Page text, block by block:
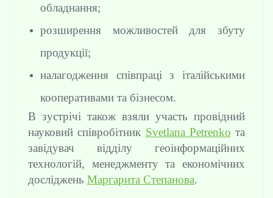
обладнання;
розширення можливостей для збуту
продукції;
налагодження співпраці з італійськими
кооперативами та бізнесом.
В зустрічі також взяли участь провідний
науковий співробітник Svetlana Petrenko та
завідувач відділу геоінформаційних
технологій, менеджменту та економічних
досліджень Маргарита Степанова.